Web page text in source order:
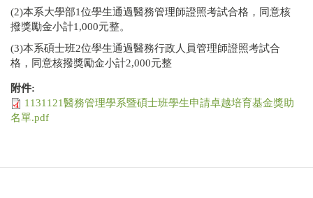
(2)本系大學部1位學生通過醫務管理師證照考試合格，同意核
撥獎勵金小計1,000元整。
(3)本系碩士班2位學生通過醫務行政人員管理師證照考試合
格，同意核撥獎勵金小計2,000元整
附件:
1131121醫務管理學系暨碩士班學生申請卓越培育基金獎助
名單.pdf